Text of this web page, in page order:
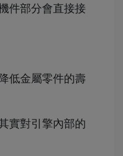
件部分會直接接
低金屬零件的壽
實對引擎內部的